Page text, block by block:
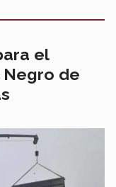
el
Negro de